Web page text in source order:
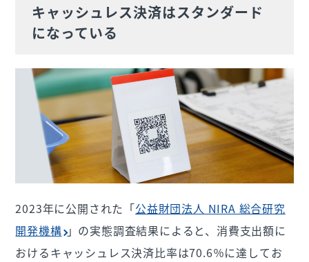
スターターキットのガイドに沿って、利用を開始
する
現金を扱う手間が減る
セキュリティに気を付ける必要がある
他のキャッシュレス決済サービスの検討も必要
済方法を導入しよう
キャッシュレス決済はスタンダード
になっている
2023年に公開された「公益財団法人 NIRA 総合研究
開発機構 」の実態調査結果によると、消費支出額に
おけるキャッシュレス決済比率は70.6％に達してお